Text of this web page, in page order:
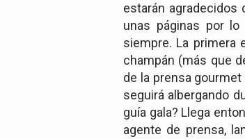
estarán agradecidos
unas páginas por
siempre. La primera
champán (más que
de la prensa
seguirá albergando
guía gala? Llega
agente de prensa,